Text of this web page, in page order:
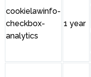
cookielawinfo-
checkbox-
analytics
1 year